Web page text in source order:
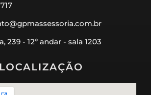
239 - 12º andar - sala 1203
LOCALIZAÇÃO